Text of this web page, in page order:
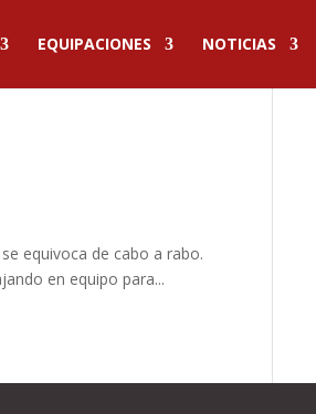
EQUIPACIONES NOTICIAS
equivoca de cabo a rabo.
en equipo para...